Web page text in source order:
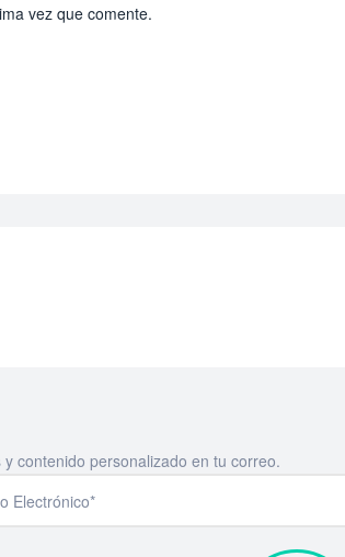
vez que comente.
contenido personalizado en tu correo.